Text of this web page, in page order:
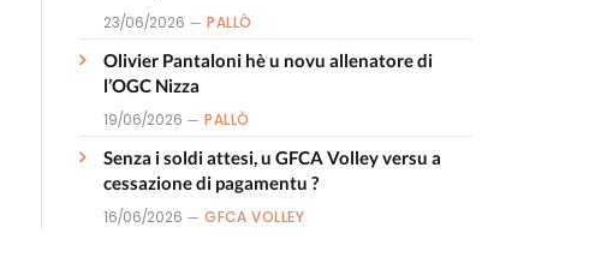
23/06/2026 PALLÒ
Olivier Pantaloni hè u novu allenatore di
l’OGC Nizza
19/06/2026 PALLÒ
Senza i soldi attesi, u GFCA Volley versu a
cessazione di pagamentu ?
16/06/2026 GFCA VOLLEY